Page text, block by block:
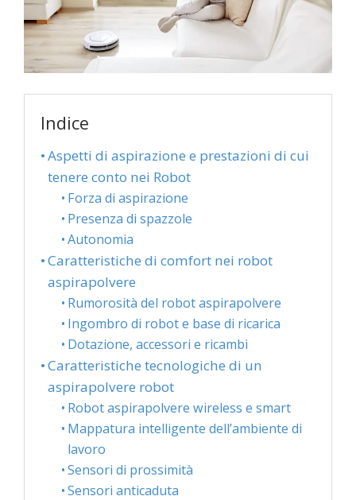
Indice
Aspetti di aspirazione e prestazioni di cui
tenere conto nei Robot
Forza di aspirazione
Presenza di spazzole
Autonomia
Caratteristiche di comfort nei robot
aspirapolvere
Rumorosità del robot aspirapolvere
Ingombro di robot e base di ricarica
Dotazione, accessori e ricambi
Caratteristiche tecnologiche di un
aspirapolvere robot
Robot aspirapolvere wireless e smart
Mappatura intelligente dell’ambiente di
lavoro
Sensori di prossimità
Sensori anticaduta